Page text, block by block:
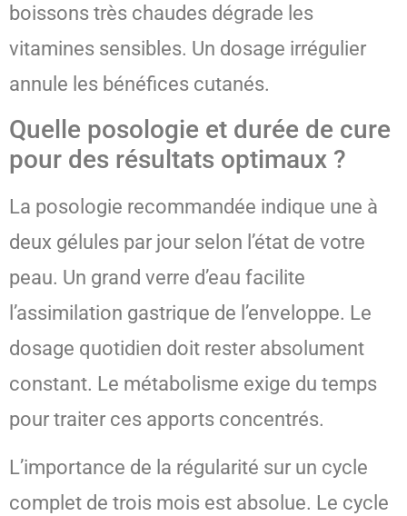
boissons très chaudes dégrade les
vitamines sensibles. Un dosage irrégulier
annule les bénéfices cutanés.
Quelle posologie et durée de cure
pour des résultats optimaux ?
La posologie recommandée indique une à
deux gélules par jour selon l’état de votre
peau. Un grand verre d’eau facilite
l’assimilation gastrique de l’enveloppe. Le
dosage quotidien doit rester absolument
constant. Le métabolisme exige du temps
pour traiter ces apports concentrés.
L’importance de la régularité sur un cycle
complet de trois mois est absolue. Le cycle